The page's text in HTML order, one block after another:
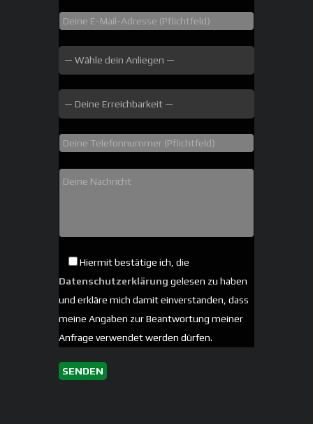
Hiermit bestätige ich, die
Datenschutzerklärung gelesen zu haben
und erkläre mich damit einverstanden, dass
meine Angaben zur Beantwortung meiner
Anfrage verwendet werden dürfen.